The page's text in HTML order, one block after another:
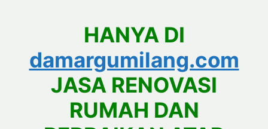
HANYA DI
damargumilang.com
JASA RENOVASI
RUMAH DAN